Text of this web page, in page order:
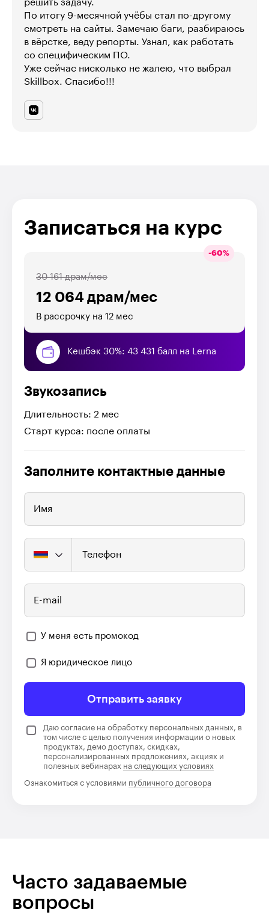
решить задачу.
По итогу 9-месячной учёбы стал по-другому
смотреть на сайты. Замечаю баги, разбираюсь
в вёрстке, веду репорты. Узнал, как работать
со специфическим ПО.
Уже сейчас нисколько не жалею, что выбрал
Skillbox. Спасибо!!!
Записаться на курс
-60%
12 064 драм/мес
30 161 драм/мес
В рассрочку на 12 мес
Кешбэк 30%: 43 431 балл на Lerna
Звукозапись
Длительность: 2 мес
Старт курса: после оплаты
Заполните контактные данные
Имя
Телефон
E-mail
У меня есть промокод
Я юридическое лицо
Отправить заявку
Даю согласие на обработку персональных данных, в
том числе с целью получения информации о новых
продуктах, демо доступах, скидках,
персонализированных предложениях, акциях и
полезных вебинарах на следующих условиях
Ознакомиться с условиями публичного договора
Часто задаваемые
вопросы